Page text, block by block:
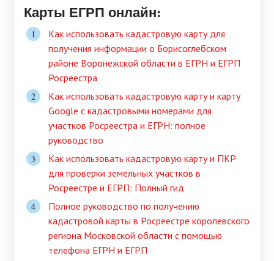
Карты ЕГРП онлайн:
Как использовать кадастровую карту для
получения информации о Борисоглебском
районе Воронежской области в ЕГРН и ЕГРП
Росреестра
Как использовать кадастровую карту и карту
Google с кадастровыми номерами для
участков Росреестра и ЕГРН: полное
руководство
Как использовать кадастровую карту и ПКР
для проверки земельных участков в
Росреестре и ЕГРП: Полный гид
Полное руководство по получению
кадастровой карты в Росреестре королевского
региона Московской области с помощью
телефона ЕГРН и ЕГРП